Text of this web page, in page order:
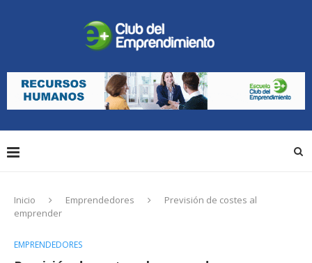
Inicio Emprendedores
Previsión de costes al
emprender
EMPRENDEDORES